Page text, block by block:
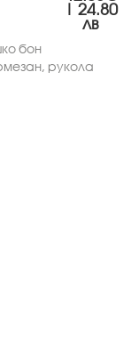
| 24.80
лв
бон
рукола